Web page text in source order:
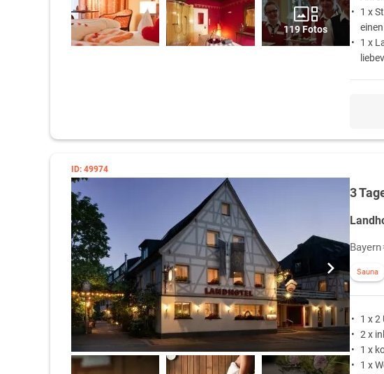
119 Fotos
1 x
1 x
ID: 49974
3
Bayern
Sauna
1 x 2
2 x
1 x
1 x